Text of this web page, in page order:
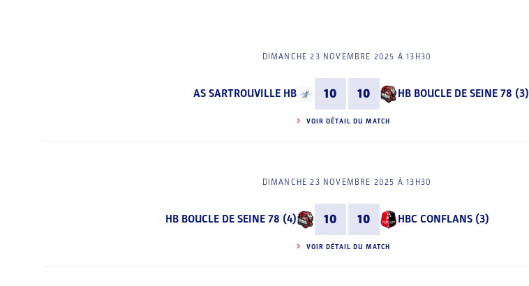
DIMANCHE 23 NOVEMBRE 2025 À 13H30
AS SARTROUVILLE HB 10 10 HB BOUCLE DE SEINE 78 (3)
VOIR DÉTAIL DU MATCH
DIMANCHE 23 NOVEMBRE 2025 À 13H30
HB BOUCLE DE SEINE 78 (4) 10 10 HBC CONFLANS (3)
VOIR DÉTAIL DU MATCH